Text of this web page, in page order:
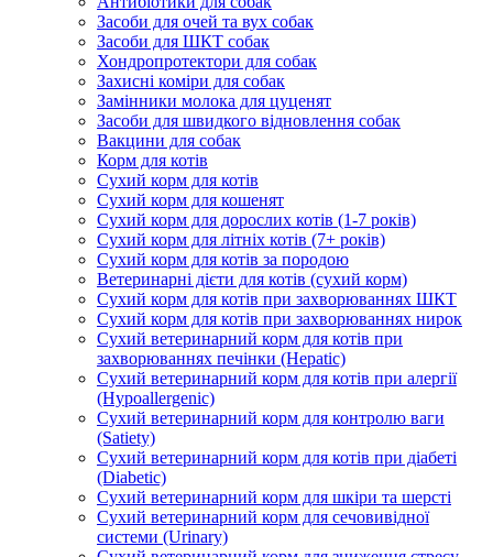
Засоби для очей та вух собак
Засоби для ШКТ собак
Хондропротектори для собак
Захисні коміри для собак
Замінники молока для цуценят
Засоби для швидкого відновлення собак
Вакцини для собак
Корм для котів
Сухий корм для котів
Сухий корм для кошенят
Сухий корм для дорослих котів (1-7 років)
Сухий корм для літніх котів (7+ років)
Сухий корм для котів за породою
Ветеринарні дієти для котів (сухий корм)
Сухий корм для котів при захворюваннях ШКТ
Сухий корм для котів при захворюваннях нирок
Сухий ветеринарний корм для котів при
захворюваннях печінки (Hepatic)
Сухий ветеринарний корм для котів при алергії
(Hypoallergenic)
Сухий ветеринарний корм для контролю ваги
(Satiety)
Сухий ветеринарний корм для котів при діабеті
(Diabetic)
Сухий ветеринарний корм для шкіри та шерсті
Сухий ветеринарний корм для сечовивідної
системи (Urinary)